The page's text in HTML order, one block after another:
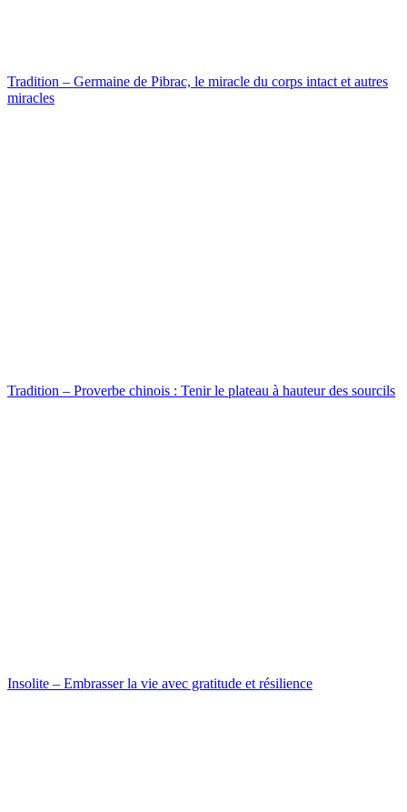
Tradition – Germaine de Pibrac, le miracle du corps intact et autres
miracles
Tradition – Proverbe chinois : Tenir le plateau à hauteur des sourcils
Insolite – Embrasser la vie avec gratitude et résilience